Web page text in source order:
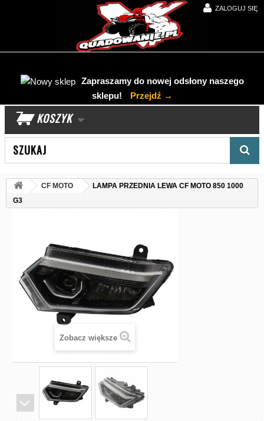
ZALOGUJ SIĘ
Zapraszamy do nowej odsłony naszego
sklepu!
Przejdź →
KOSZYK
CF MOTO
LAMPA PRZEDNIA LEWA CF MOTO 850 1000
G3
Zobacz większe